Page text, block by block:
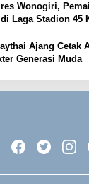
Wonogiri,
Laga Stadion 45
Ajang Cetak
Generasi Muda